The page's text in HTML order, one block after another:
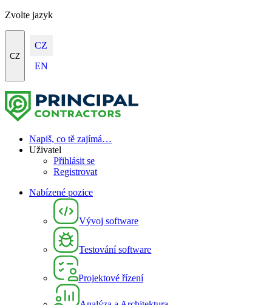
Zvolte jazyk
CZ
CZ
EN
Napiš, co tě zajímá…
Uživatel
Přihlásit se
Registrovat
Nabízené pozice
Vývoj software
Testování software
Projektové řízení